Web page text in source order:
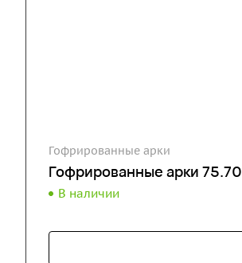
Гофрированные арки
Гофрированные арки 75.70
В наличии